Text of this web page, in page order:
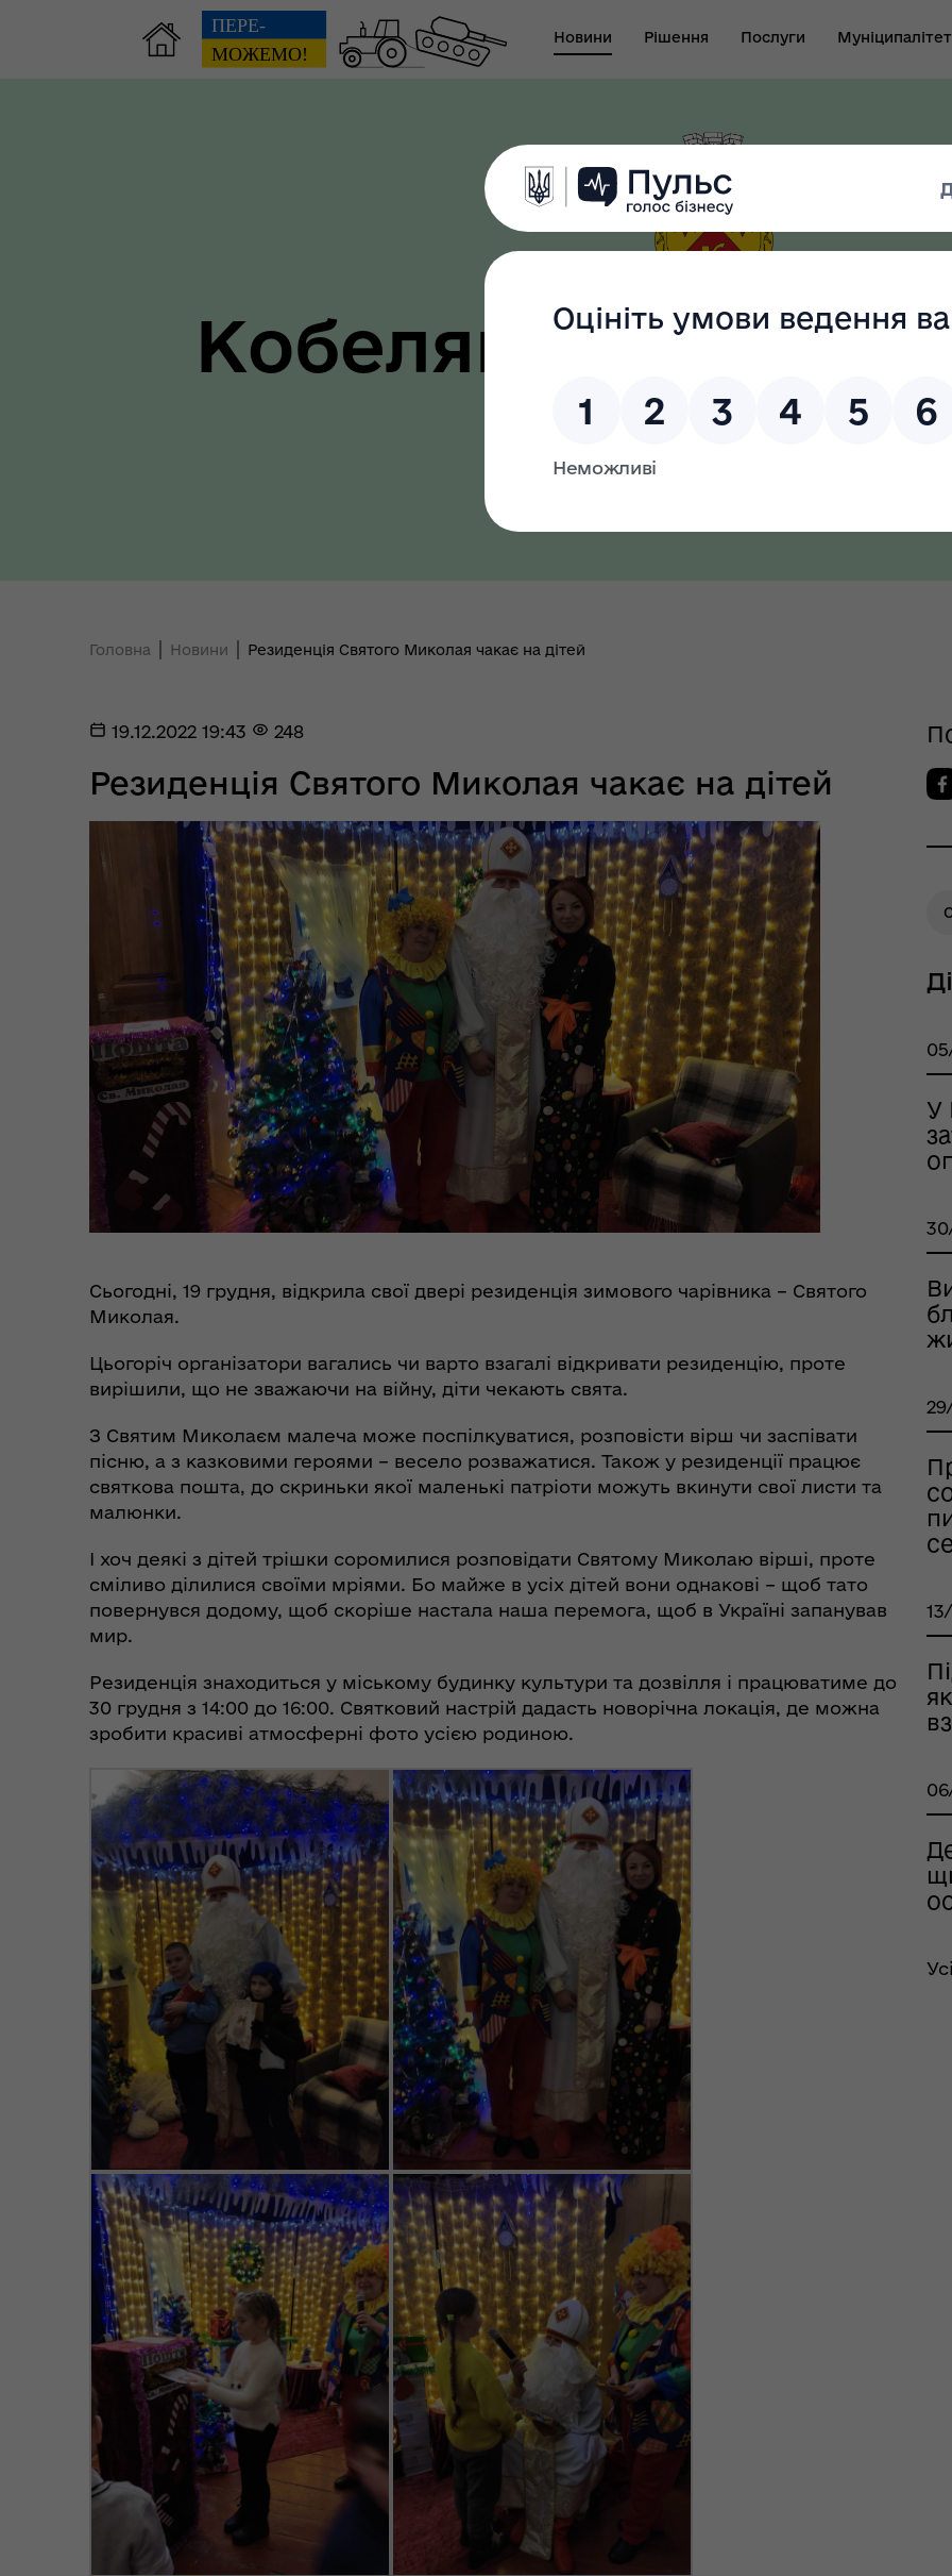
Новини Рішення Послуги Муніципалітет
Регіональне представництво
Уповноваженого Верховної
Ради України з прав людини у
Полтавській області
Пункти незламності та
укриття
Дії населення при
небезпечних подіях та
надзвичайних ситуаціях
Звіт виконуючого
повноваження міського
голови-секретаря міської
Маршрути послуг з
ментального здоров'я
Центр життєстійкості
Безоплатна правнича
допомога
Координаційний штаб з
питань поводження з
військовополоненими
(КШППВ)
Кобеляцька
громада
Головна Новини Резиденція Святого Миколая чакає на дітей
19.12.2022 19:43 248
Резиденція Святого Миколая чакає на дітей
Сьогодні, 19 грудня, відкрила свої двері резиденція зимового чарівника – Святого
Миколая.
Цьогоріч організатори вагались чи варто взагалі відкривати резиденцію, проте
вирішили, що не зважаючи на війну, діти чекають свята.
З Святим Миколаєм малеча може поспілкуватися, розповісти вірш чи заспівати
пісню, а з казковими героями – весело розважатися. Також у резиденції працює
святкова пошта, до скриньки якої маленькі патріоти можуть вкинути свої листи та
малюнки.
І хоч деякі з дітей трішки соромилися розповідати Святому Миколаю вірші, проте
сміливо ділилися своїми мріями. Бо майже в усіх дітей вони однакові – щоб тато
повернувся додому, щоб скоріше настала наша перемога, щоб в Україні запанував
мир.
Резиденція знаходиться у міському будинку культури та дозвілля і працюватиме до
30 грудня з 14:00 до 16:00. Святковий настрій дадасть новорічна локація, де можна
зробити красиві атмосферні фото усією родиною.
У